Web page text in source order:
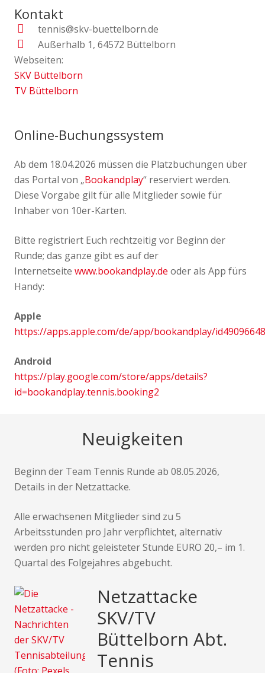
Kontakt
tennis@skv-buettelborn.de
Außerhalb 1, 64572 Büttelborn
Webseiten:
SKV Büttelborn
TV Büttelborn
Online-Buchungssystem
Ab dem 18.04.2026 müssen die Platzbuchungen über
das Portal von „Bookandplay“ reserviert werden.
Diese Vorgabe gilt für alle Mitglieder sowie für
Inhaber von 10er-Karten.
Bitte registriert Euch rechtzeitig vor Beginn der
Runde; das ganze gibt es auf der
Internetseite www.bookandplay.de oder als App fürs
Handy:
Apple
https://apps.apple.com/de/app/bookandplay/
Android
https://play.google.com/store/apps/details?
id=bookandplay.tennis.booking2
Neuigkeiten
Beginn der Team Tennis Runde ab 08.05.2026,
Details in der Netzattacke.
Alle erwachsenen Mitglieder sind zu 5
Arbeitsstunden pro Jahr verpflichtet, alternativ
werden pro nicht geleisteter Stunde EURO 20,– im 1.
Quartal des Folgejahres abgebucht.
Netzattacke
SKV/TV
Büttelborn Abt.
Tennis